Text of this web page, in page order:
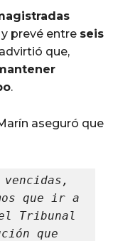
prevé entre seis
que,
.
aseguró que
vencidas,
que ir a
Tribunal
que